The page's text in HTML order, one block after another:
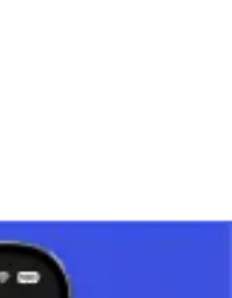
zastosowaniu w naukach